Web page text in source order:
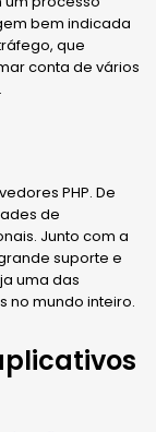
bem indicada
que
conta de vários
PHP. De
de
Junto com a
suporte e
uma das
no mundo inteiro.